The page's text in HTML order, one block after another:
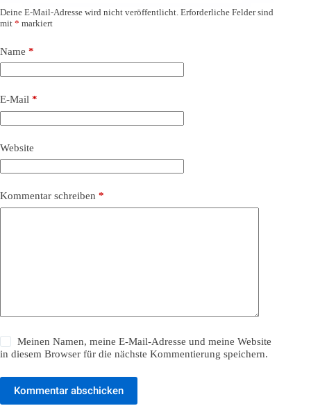
Deine E-Mail-Adresse wird nicht veröffentlicht. Erforderliche Felder sind
mit * markiert
Name *
E-Mail *
Website
Kommentar schreiben *
Meinen Namen, meine E-Mail-Adresse und meine Website
in diesem Browser für die nächste Kommentierung speichern.
Kommentar abschicken